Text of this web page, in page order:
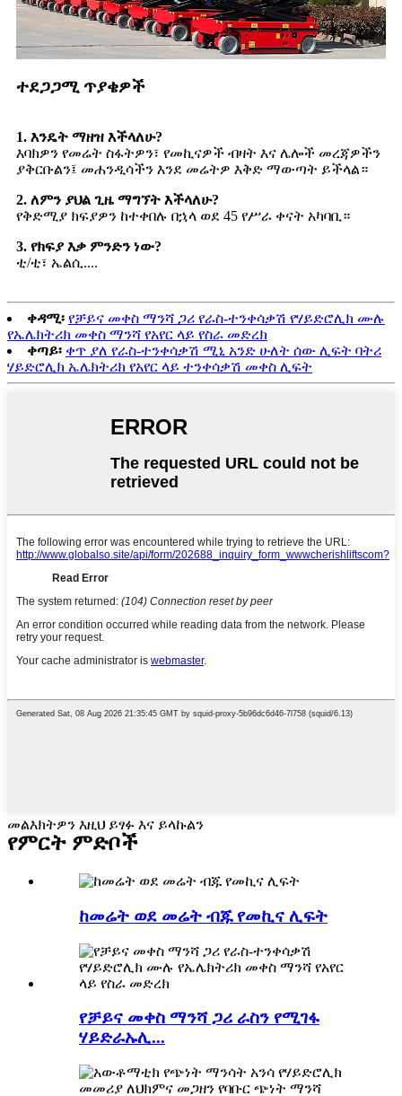
ተደጋጋሚ ጥያቄዎች
1. እንዴት ማዘዝ እችላለሁ?
እባክዎን የመሬት ስፋትዎን፣ የመኪናዎች ብዛት እና ሌሎች መረጃዎችን
ያቅርቡልን፤ መሐንዲሳችን እንደ መሬትዎ እቅድ ማውጣት ይችላል።
2. ለምን ያህል ጊዜ ማግኘት እችላለሁ?
የቅድሚያ ክፍያዎን ከተቀበሉ በኋላ ወደ 45 የሥራ ቀናት አካባቢ።
3. የክፍያ እቃ ምንድን ነው?
ቲ/ቲ፣ ኤልሲ....
ቀዳሚ፡ የቻይና መቀስ ማንሻ ጋሪ የራስ-ተንቀሳቃሽ የሃይድሮሊክ ሙሉ
የኤሌክትሪክ መቀስ ማንሻ የአየር ላይ የስራ መድረክ
ቀጣይ፡ ቀጥ ያለ የራስ-ተንቀሳቃሽ ሚኒ አንድ ሁለት ሰው ሊፍት ባትሪ
ሃይድሮሊክ ኤሌክትሪክ የአየር ላይ ተንቀሳቃሽ መቀስ ሊፍት
መልእክትዎን እዚህ ይፃፉ እና ይላኩልን
የምርት ምድቦች
ከመሬት ወደ መሬት ብጁ የመኪና ሊፍት
የቻይና መቀስ ማንሻ ጋሪ ራስን የሚገፋ
ሃይድራኡሊ...